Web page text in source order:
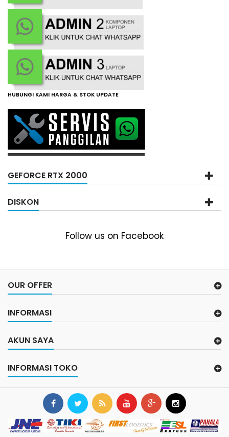
HUBUNGI KAMI HARGA & STOK UPDATE
GEFORCE RTX 2000
DISKON
Follow us on Facebook
OUR OFFER
INFORMASI
AKUN SAYA
INFORMASI TOKO